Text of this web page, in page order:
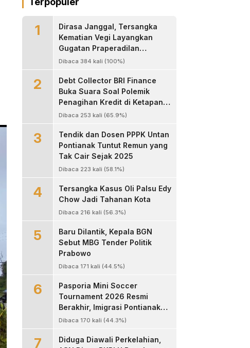
1
Dirasa Janggal, Tersangka
Kematian Vegi Layangkan
Gugatan Praperadilan
Kapolres Landak
Dibaca 384 kali (100%)
2
Debt Collector BRI Finance
Buka Suara Soal Polemik
Penagihan Kredit di Ketapang,
Bantah Tuduhan
Dibaca 253 kali (65.9%)
3
Tendik dan Dosen PPPK Untan
Pontianak Tuntut Remun yang
Tak Cair Sejak 2025
Dibaca 223 kali (58.1%)
4
Tersangka Kasus Oli Palsu Edy
Chow Jadi Tahanan Kota
Dibaca 216 kali (56.3%)
5
Baru Dilantik, Kepala BGN
Sebut MBG Tender Politik
Prabowo
Dibaca 171 kali (44.5%)
6
Pasporia Mini Soccer
Tournament 2026 Resmi
Berakhir, Imigrasi Pontianak
Sukses Hadirkan Ajang Sportif
Masyarakat
Dibaca 170 kali (44.3%)
7
Diduga Diawali Perkelahian,